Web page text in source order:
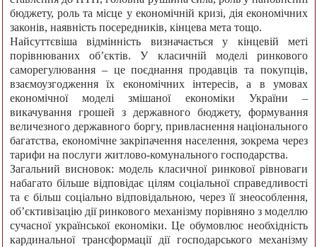
бюджету, роль та місце у економічній кризі, дія економічних
законів, наявність посередників, кінцева мета тощо.
Найсуттєвіша відмінність визначається у кінцевій меті
порівнюваних об’єктів. У класичній моделі ринкового
саморегулювання – це поєднання продавців та покупців,
взаємоузгодження їх економічних інтересів, а в умовах
економічної моделі змішаної економіки України –
викачування грошей з державного бюджету, формування
величезного державного боргу, привласнення національного
багатства, економічне закріпачення населення, зокрема через
тарифи на послуги житлово-комунального господарства.
Загальний висновок: модель класичної ринкової рівноваги
набагато більше відповідає цілям соціальної справедливості
та є більш соціально відповідальною, через її знеособлення,
об’єктивізацію дії ринкового механізму порівняно з моделлю
сучасної української економіки. Це обумовлює необхідність
кардинальної трансформації дії господарського механізму